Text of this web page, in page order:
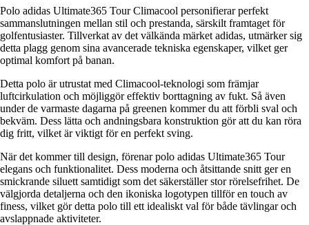
Polo adidas Ultimate365 Tour Climacool personifierar perfekt
sammanslutningen mellan stil och prestanda, särskilt framtaget för
golfentusiaster. Tillverkat av det välkända märket adidas, utmärker sig
detta plagg genom sina avancerade tekniska egenskaper, vilket ger
optimal komfort på banan.
Detta polo är utrustat med Climacool-teknologi som främjar
luftcirkulation och möjliggör effektiv borttagning av fukt. Så även
under de varmaste dagarna på greenen kommer du att förbli sval och
bekväm. Dess lätta och andningsbara konstruktion gör att du kan röra
dig fritt, vilket är viktigt för en perfekt sving.
När det kommer till design, förenar polo adidas Ultimate365 Tour
elegans och funktionalitet. Dess moderna och åtsittande snitt ger en
smickrande siluett samtidigt som det säkerställer stor rörelsefrihet. De
välgjorda detaljerna och den ikoniska logotypen tillför en touch av
finess, vilket gör detta polo till ett idealiskt val för både tävlingar och
avslappnade aktiviteter.